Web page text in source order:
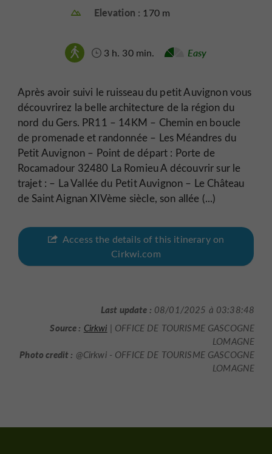
Elevation : 170 m
3 h. 30 min. Easy
Après avoir suivi le ruisseau du petit Auvignon vous
découvrirez la belle architecture de la région du
nord du Gers. PR11 – 14KM – Chemin en boucle
de promenade et randonnée – Les Méandres du
Petit Auvignon – Point de départ : Porte de
Rocamadour 32480 La Romieu A découvrir sur le
trajet : – La Vallée du Petit Auvignon – Le Château
de Saint Aignan XIVème siècle, son allée (...)
Access the details of this itinerary on
Cirkwi.com
Last update : 08/01/2025 à 03:38:48
Source : Cirkwi | OFFICE DE TOURISME GASCOGNE
LOMAGNE
Photo credit : @Cirkwi - OFFICE DE TOURISME GASCOGNE
LOMAGNE